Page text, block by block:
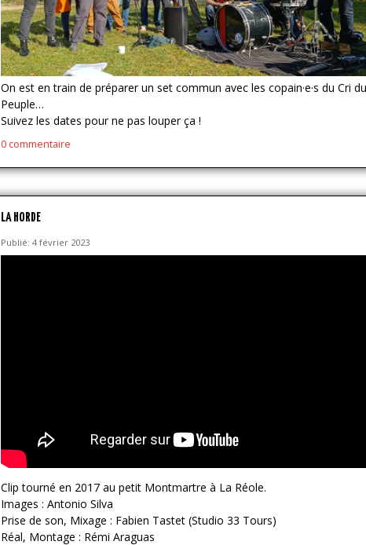
On est en train de préparer un set commun avec les copain·e·s du Cri
Peuple…
Suivez les dates pour ne pas louper ça !
0 commentaire
LA HORDE
Publié: 4 février 2023
Clip tourné en 2017 au petit Montmartre à La Réole.
Images : Antonio Silva
Prise de son, Mixage : Fabien Tastet (Studio 33 Tours)
Réal, Montage : Rémi Araguas